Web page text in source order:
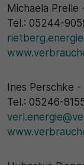
Michaela Prelle
Tel.: 05244-
Ines Perschke
Tel.: 05246-